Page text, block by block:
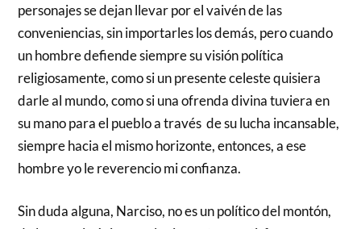
personajes se dejan llevar por el vaivén de las
conveniencias, sin importarles los demás, pero cuando
un hombre defiende siempre su visión política
religiosamente, como si un presente celeste quisiera
darle al mundo, como si una ofrenda divina tuviera en
su mano para el pueblo a través de su lucha incansable,
siempre hacia el mismo horizonte, entonces, a ese
hombre yo le reverencio mi confianza.
Sin duda alguna, Narciso, no es un político del montón,